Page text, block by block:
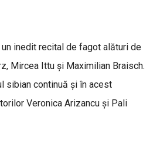
inedit recital de fagot alături de
Mircea Ittu și Maximilian Braisch.
sibian continuă și în acest
Veronica Arizancu și Pali